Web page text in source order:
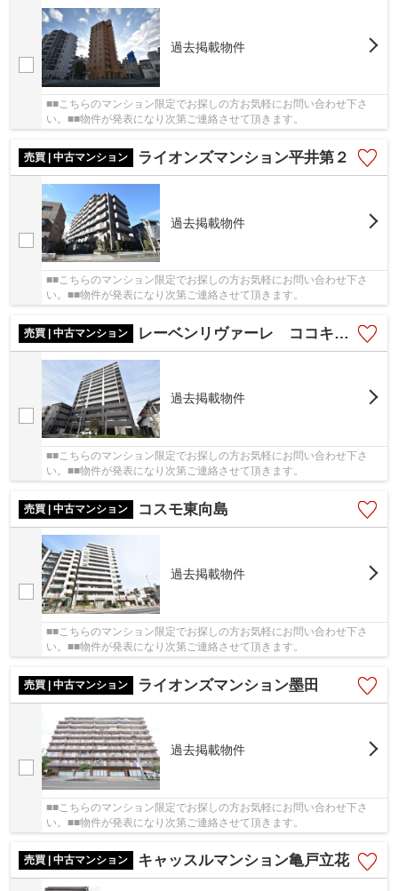
過去掲載物件
■■こちらのマンション限定でお探しの方お気軽にお問い合わせ下さ
い。■■物件が発表になり次第ご連絡させて頂きます。
売買 | 中古マンション ライオンズマンション平井第２
過去掲載物件
■■こちらのマンション限定でお探しの方お気軽にお問い合わせ下さ
い。■■物件が発表になり次第ご連絡させて頂きます。
売買 | 中古マンション レーベンリヴァーレ ココキューブ
過去掲載物件
■■こちらのマンション限定でお探しの方お気軽にお問い合わせ下さ
い。■■物件が発表になり次第ご連絡させて頂きます。
売買 | 中古マンション コスモ東向島
過去掲載物件
■■こちらのマンション限定でお探しの方お気軽にお問い合わせ下さ
い。■■物件が発表になり次第ご連絡させて頂きます。
売買 | 中古マンション ライオンズマンション墨田
過去掲載物件
■■こちらのマンション限定でお探しの方お気軽にお問い合わせ下さ
い。■■物件が発表になり次第ご連絡させて頂きます。
売買 | 中古マンション キャッスルマンション亀戸立花